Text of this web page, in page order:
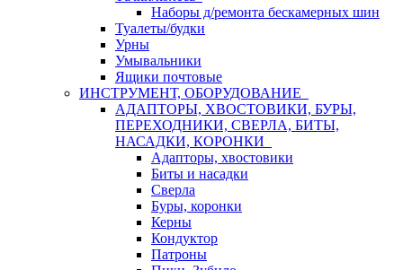
Наборы д/ремонта бескамерных шин
Туалеты/будки
Урны
Умывальники
Ящики почтовые
ИНСТРУМЕНТ, ОБОРУДОВАНИЕ
АДАПТОРЫ, ХВОСТОВИКИ, БУРЫ,
ПЕРЕХОДНИКИ, СВЕРЛА, БИТЫ,
НАСАДКИ, КОРОНКИ
Адапторы, хвостовики
Биты и насадки
Сверла
Буры, коронки
Керны
Кондуктор
Патроны